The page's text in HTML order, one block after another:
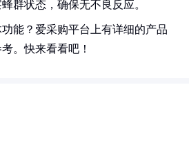
群状态，确保无不良反应。
能？爱采购平台上有详细的产品
。快来看看吧！